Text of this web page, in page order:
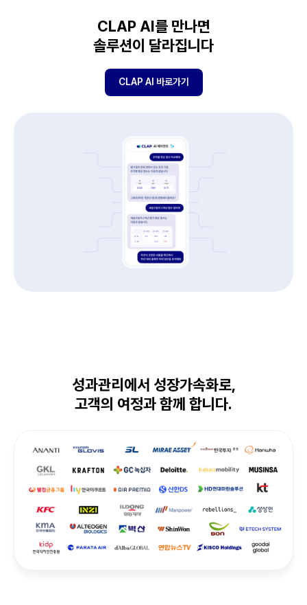
CLAP AI를 만나면
솔루션이 달라집니다
CLAP AI 바로가기
성과관리에서 성장가속화로,
고객의 여정과 함께 합니다.